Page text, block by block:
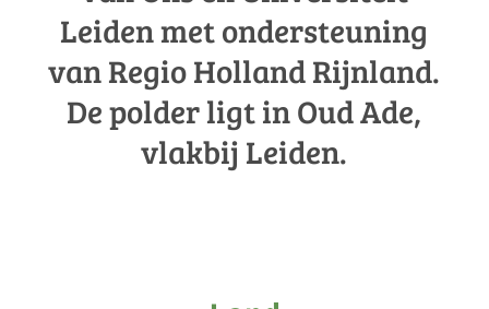
Leiden met ondersteuning
van Regio Holland Rijnland.
De polder ligt in Oud Ade,
vlakbij Leiden.